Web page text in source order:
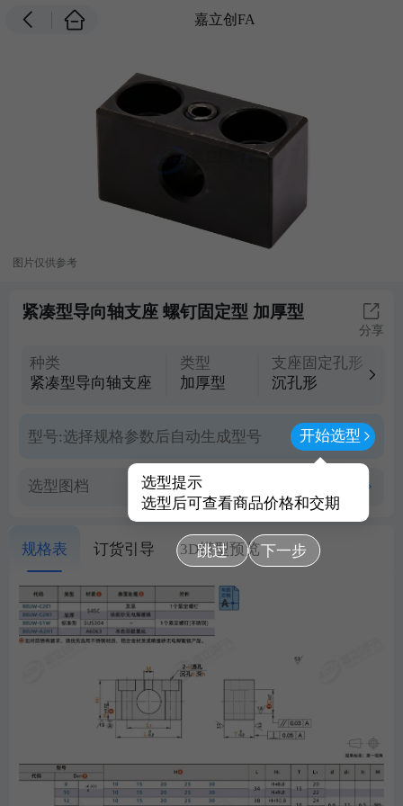
嘉立创FA
图片仅供参考
紧凑型导向轴支座 螺钉固定型 加厚型
分享
种类
紧凑型导向轴支座
类型
加厚型
支座固定孔形
沉孔形
型号:选择规格参数后自动生成型号 开始选型
选型提示
选型后可查看商品价格和交期
跳过 下一步
选型图档
规格表 订货引导 3D模型预览